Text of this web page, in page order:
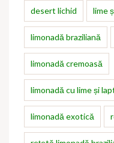
desert lichid lime
limonadă braziliană
limonadă cremoasă
limonadă cu lime și
limonadă exotică